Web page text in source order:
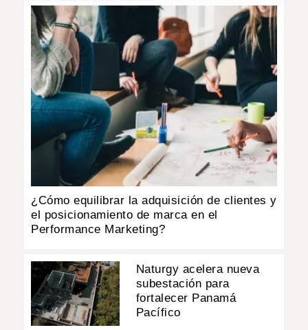
¿Cómo equilibrar la adquisición de clientes y
el posicionamiento de marca en el
Performance Marketing?
Naturgy acelera nueva
subestación para
fortalecer Panamá
Pacífico